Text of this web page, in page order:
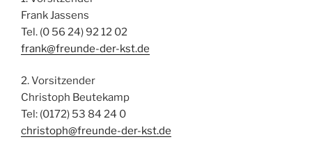
Frank Jassens
Tel. (0 56 24) 92 12 02
frank@freunde-der-kst.de
2. Vorsitzender
Christoph Beutekamp
Tel: (0172) 53 84 24 0
christoph@freunde-der-kst.de